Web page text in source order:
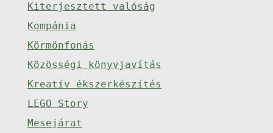
Kiterjesztett valóság
Kompánia
Körmönfonás
Közösségi könyvjavítás
Kreatív ékszerkészítés
LEGO Story
Mesejárat